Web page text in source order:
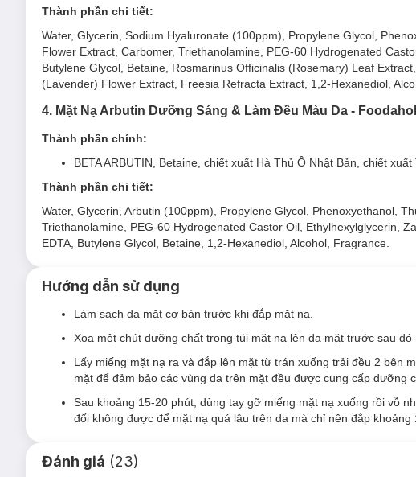
Làm sáng da, mờ đốm nâu, cải thiện tình trạng da sạm màu và
Chống oxy hoá, kích thích tăng sinh collagen tự nhiên cho da săn
Chứng nhận không kích ứng bởi 10.000 chuyên gia da liễu.
2. Mặt Nạ Peptide Hỗ Trợ Trẻ Hoá & Mờ Nếp Nhăn
Mặt Nạ Foodaholic Peptide Anti Wrinkle Maskvới hoạt chất nổi bật là
Ceramide NP, Bơ Hạt Mỡ, Dầu Olive,...giúp hỗ trợ phục hồi lại độ săn
Đối tượng sử dụng Mặt Nạ Foodaholic Peptide Anti Wrinkle
Dalão hoá - nếp nhăn, da kém săn chắc.
Da khô thiếu độ ẩm, thô ráp và dễ bong tróc.
Dưỡng ẩm sâu, giảm tình trạng khô da, bong tróc.
Thành phần chi tiết:
Water, Glycerin, Sodium Hyaluronate (100ppm), Propylene Glycol,
Flower Extract, Carbomer, Triethanolamine, PEG-60 Hydrogenated
Butylene Glycol, Betaine, Rosmarinus Officinalis (Rosemary) Leaf
(Lavender) Flower Extract, Freesia Refracta Extract, 1,2-Hexanediol,
4. Mặt Nạ Arbutin Dưỡng Sáng & Làm Đều Màu Da -
Thành phần chính:
BETA ARBUTIN, Betaine, chiết xuất Hà Thủ Ô Nhật Bản, chiết xuất
Thành phần chi tiết:
Water, Glycerin, Arbutin (100ppm), Propylene Glycol, Phenoxyethanol,
Triethanolamine, PEG-60 Hydrogenated Castor Oil, Ethylhexylglycerin,
EDTA, Butylene Glycol, Betaine, 1,2-Hexanediol, Alcohol, Fragrance.
Hướng dẫn sử dụng
Làm sạch da mặt cơ bản trước khi đắp mặt nạ.
Xoa một chút dưỡng chất trong túi mặt nạ lên da mặt trước sau
Lấy miếng mặt nạ ra và đắp lên mặt từ trán xuống trải đều 2 bên
mặt để đảm bảo các vùng da trên mặt đều được cung cấp dưỡng
Sau khoảng 15-20 phút, dùng tay gỡ miếng mặt nạ xuống rồi vỗ
đối không được để mặt nạ quá lâu trên da mà chỉ nên đắp khoảng
Đánh giá (23)